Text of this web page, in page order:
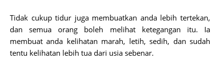
Tidak cukup tidur juga membuatkan anda lebih tertekan,
dan semua orang boleh melihat ketegangan itu. Ia
membuat anda kelihatan marah, letih, sedih, dan sudah
tentu kelihatan lebih tua dari usia sebenar.